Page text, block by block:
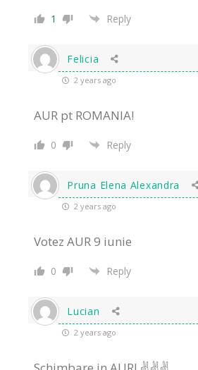
1 Reply
Felicia
2 years ago
AUR pt ROMANIA!
0 Reply
Pruna Elena Alexandra
2 years ago
Votez AUR 9 iunie
0 Reply
Lucian
2 years ago